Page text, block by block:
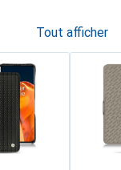
Tout afficher